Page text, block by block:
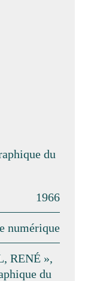
du
1966
numérique
RENÉ »,
du